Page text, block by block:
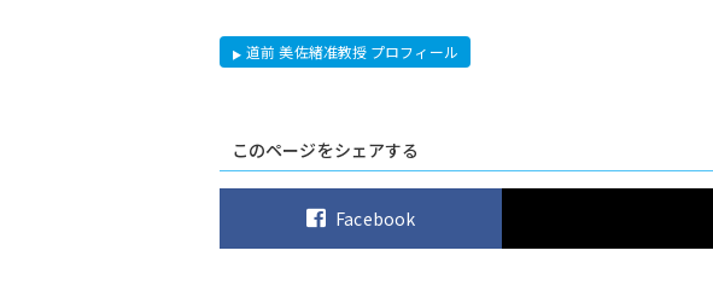
道前 美佐緒准教授 プロフィール
このページをシェアする
Facebook